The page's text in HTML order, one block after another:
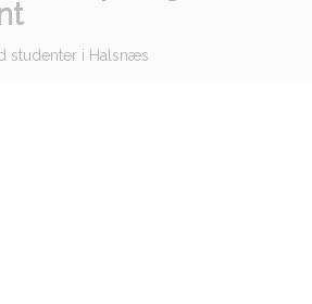
studenter i Halsnæs